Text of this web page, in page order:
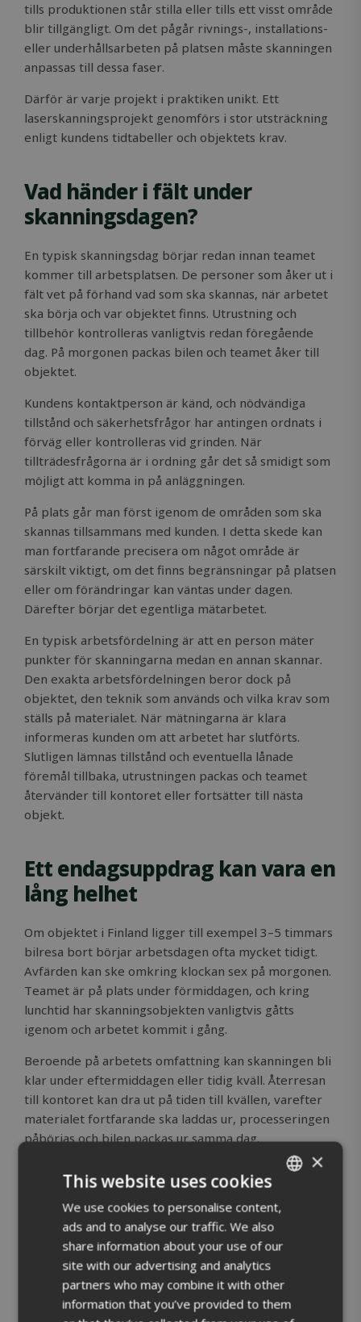
tills produktionen står stilla eller tills ett visst område
blir tillgängligt. Om det pågår rivnings-, installations-
eller underhållsarbeten på platsen måste skanningen
anpassas till dessa faser.
Därför är varje projekt i praktiken unikt. Ett
laserskanningsprojekt genomförs i stor utsträckning
enligt kundens tidtabeller och objektets krav.
Vad händer i fält under
skanningsdagen?
En typisk skanningsdag börjar redan innan teamet
kommer till arbetsplatsen. De personer som åker ut i
fält vet på förhand vad som ska skannas, när arbetet
ska börja och var objektet finns. Utrustning och
tillbehör kontrolleras vanligtvis redan föregående
dag. På morgonen packas bilen och teamet åker till
objektet.
Kundens kontaktperson är känd, och nödvändiga
tillstånd och säkerhetsfrågor har antingen ordnats i
förväg eller kontrolleras vid grinden. När
tillträdesfrågorna är i ordning går det så smidigt som
möjligt att komma in på anläggningen.
På plats går man först igenom de områden som ska
skannas tillsammans med kunden. I detta skede kan
man fortfarande precisera om något område är
särskilt viktigt, om det finns begränsningar på platsen
eller om förändringar kan väntas under dagen.
Därefter börjar det egentliga mätarbetet.
En typisk arbetsfördelning är att en person mäter
punkter för skanningarna medan en annan skannar.
Den exakta arbetsfördelningen beror dock på
objektet, den teknik som används och vilka krav som
ställs på materialet. När mätningarna är klara
informeras kunden om att arbetet har slutförts.
Slutligen lämnas tillstånd och eventuella lånade
föremål tillbaka, utrustningen packas och teamet
återvänder till kontoret eller fortsätter till nästa
objekt.
Ett endagsuppdrag kan vara en
lång helhet
Om objektet i Finland ligger till exempel 3–5 timmars
bilresa bort börjar arbetsdagen ofta mycket tidigt.
Avfärden kan ske omkring klockan sex på morgonen.
Teamet är på plats under förmiddagen, och kring
lunchtid har skanningsobjekten vanligtvis gåtts
igenom och arbetet kommit i gång.
Beroende på arbetets omfattning kan skanningen bli
klar under eftermiddagen eller tidig kväll. Återresan
till kontoret kan dra ut på tiden till kvällen, varefter
materialet fortfarande ska laddas ur, processeringen
påbörjas och bilen packas ur samma dag.
Endagsprojekt är vanligtvis små eller medelstora
uppdrag, där antalet skanningsstationer kan variera
I projekt som pågår flera dagar övernattar teamet på
hotell. Dagens struktur är i övrigt liknande, men
antalet aktiva skanningstimmar blir större eftersom
arbetet kan börja direkt på plats på morgonen utan
en lång bilresa.
ENGLISH
FINNISH
×
This website uses cookies
We use cookies to personalise content,
ads and to analyse our traffic. We also
share information about your use of our
site with our advertising and analytics
partners who may combine it with other
information that you’ve provided to them